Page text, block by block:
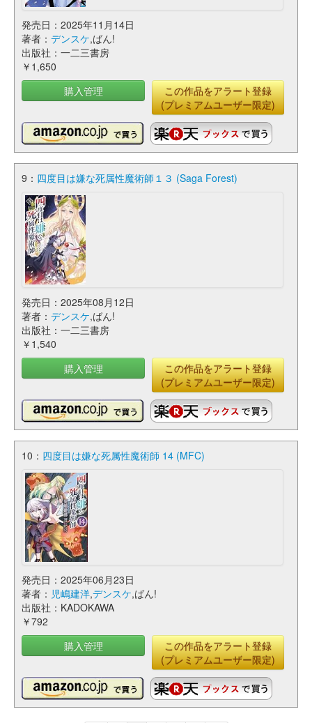
発売日：2025年11月14日
著者： デンスケ,ばん!
出版社：一二三書房
￥1,650
購入管理
この作品をアラート登録
(プレミアムユーザー限定)
9： 四度目は嫌な死属性魔術師１３ (Saga Forest)
発売日：2025年08月12日
著者： デンスケ,ばん!
出版社：一二三書房
￥1,540
購入管理
この作品をアラート登録
(プレミアムユーザー限定)
10： 四度目は嫌な死属性魔術師 14 (MFC)
発売日：2025年06月23日
著者： 児嶋建洋,デンスケ,ばん!
出版社：KADOKAWA
￥792
購入管理
この作品をアラート登録
(プレミアムユーザー限定)